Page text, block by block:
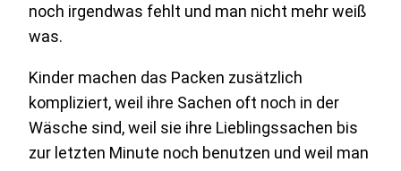
noch irgendwas fehlt und man nicht mehr weiß
was.
Kinder machen das Packen zusätzlich
kompliziert, weil ihre Sachen oft noch in der
Wäsche sind, weil sie ihre Lieblingssachen bis
zur letzten Minute noch benutzen und weil man